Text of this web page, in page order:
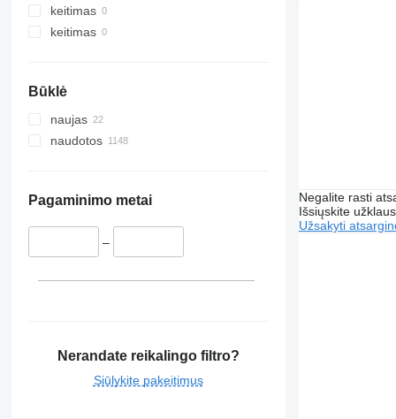
keitimas
keitimas
Būklė
naujas
naudotos
Pagaminimo metai
–
Nerandate reikalingo filtro?
Siūlykite pakeitimus
Negalite rasti
Išsiųskite
Užsakyti